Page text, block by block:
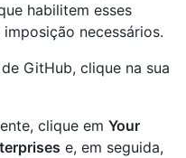
habilitem esses
necessários.
GitHub, clique na sua
clique em Your
e, em seguida,